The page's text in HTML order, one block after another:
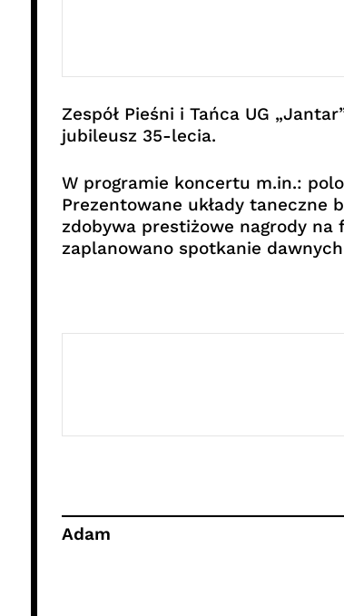
Zespół Pieśni i Tańca UG
jubileusz 35-lecia.
W programie koncertu m.in.:
Prezentowane układy taneczne
zdobywa prestiżowe nagrody
zaplanowano spotkanie
Adam